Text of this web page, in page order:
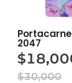
2047
$
$30,000